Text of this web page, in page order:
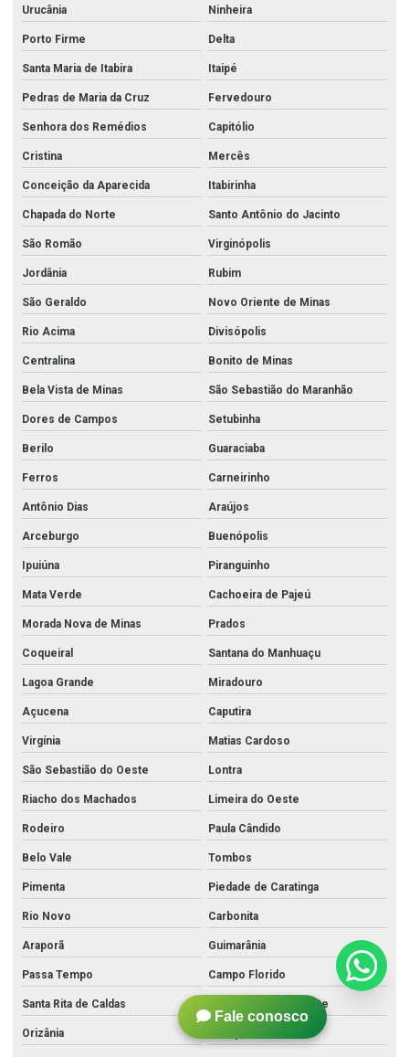
Urucânia Ninheira
Porto Firme Delta
Santa Maria de Itabira Itaipé
Pedras de Maria da Cruz Fervedouro
Senhora dos Remédios Capitólio
Cristina Mercês
Conceição da Aparecida Itabirinha
Chapada do Norte Santo Antônio do Jacinto
São Romão Virginópolis
Jordânia Rubim
São Geraldo Novo Oriente de Minas
Rio Acima Divisópolis
Centralina Bonito de Minas
Bela Vista de Minas São Sebastião do Maranhão
Dores de Campos Setubinha
Berilo Guaraciaba
Ferros Carneirinho
Antônio Dias Araújos
Arceburgo Buenópolis
Ipuiúna Piranguinho
Mata Verde Cachoeira de Pajeú
Morada Nova de Minas Prados
Coqueiral Santana do Manhuaçu
Lagoa Grande Miradouro
Açucena Caputira
Virgínia Matias Cardoso
São Sebastião do Oeste Lontra
Riacho dos Machados Limeira do Oeste
Rodeiro Paula Cândido
Belo Vale Tombos
Pimenta Piedade de Caratinga
Rio Novo Carbonita
Araporã Guimarânia
Passa Tempo Campo Florido
Santa Rita de Caldas Santa Bárbara do Leste
Orizânia
Fale conosco